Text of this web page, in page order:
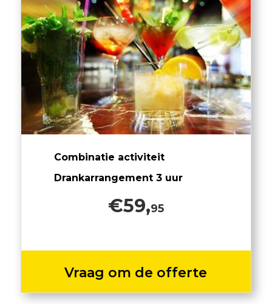
Combinatie activiteit
Drankarrangement 3 uur
€59,95
Vraag om de offerte